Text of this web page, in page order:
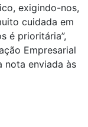
exigindo-nos,
cuidada em
é prioritária”,
Empresarial
nota enviada às